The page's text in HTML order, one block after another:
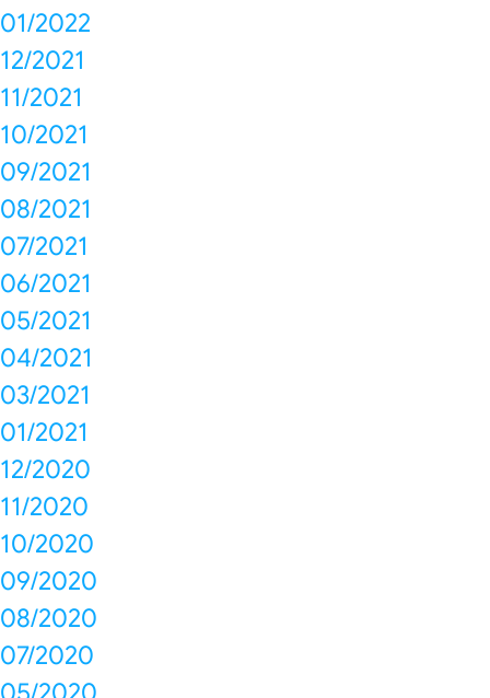
01/2022
12/2021
11/2021
10/2021
09/2021
08/2021
07/2021
06/2021
05/2021
04/2021
03/2021
01/2021
12/2020
11/2020
10/2020
09/2020
08/2020
07/2020